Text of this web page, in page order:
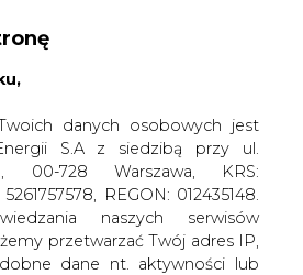
WIELKOŚĆ TEKSTU A A
ZALOGUJ SIĘ
danych osobowych jest
S.A z siedzibą przy ul.
00-728 Warszawa, KRS:
REGON: 012435148.
naszych serwisów
przetwarzać Twój adres IP,
dane nt. aktywności lub